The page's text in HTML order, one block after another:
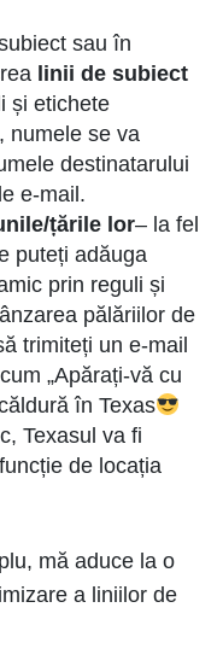
sau în
linii de subiect
și etichete
numele se va
destinatarului
e-mail.
țările lor– la fel
puteți adăuga
prin reguli și
pălăriilor de
trimiteți un e-mail
„Apărați-vă cu
în Texas
Texasul va fi
de locația
mă aduce la o
a liniilor de